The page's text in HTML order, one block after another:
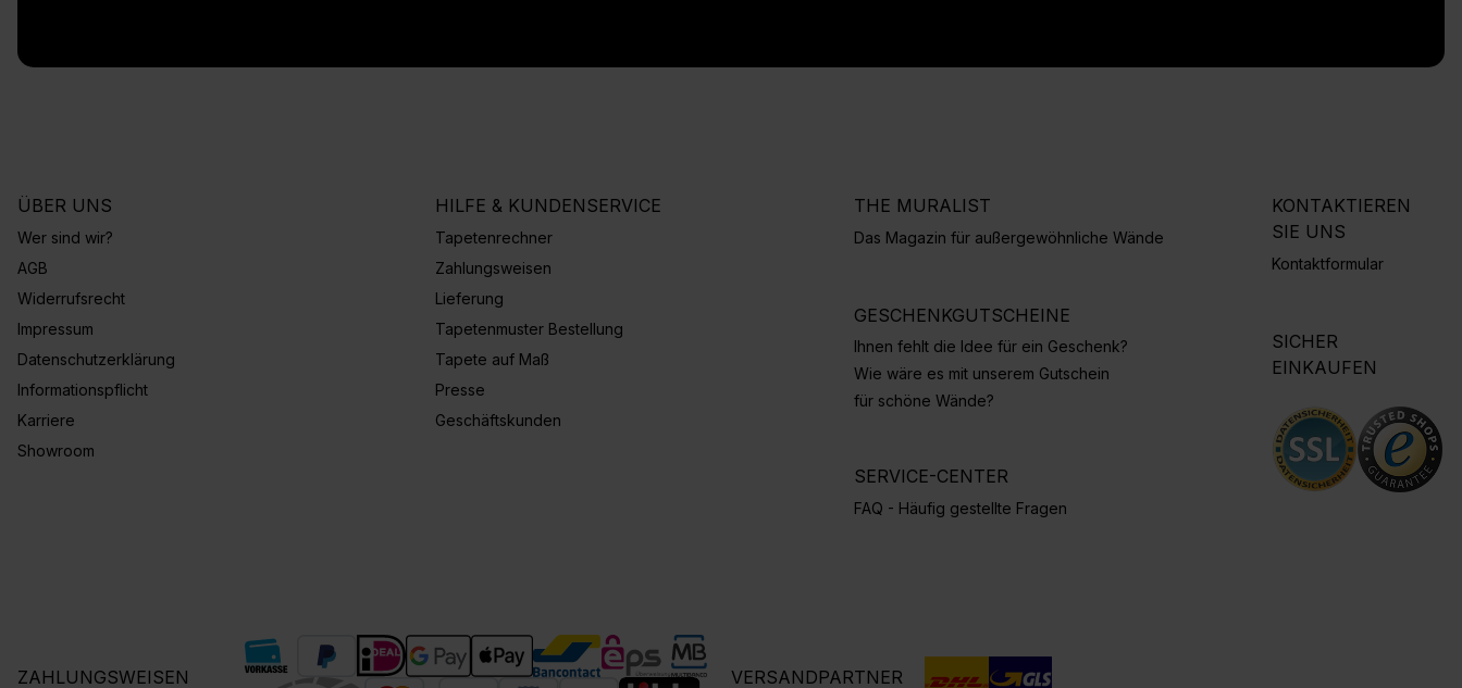
ÜBER UNS
Wer sind wir?
AGB
Widerrufsrecht
Impressum
Datenschutzerklärung
Informationspflicht
Karriere
Showroom
HILFE & KUNDENSERVICE
Tapetenrechner
Zahlungsweisen
Lieferung
Tapetenmuster Bestellung
Tapete auf Maß
Presse
Geschäftskunden
THE MURALIST
Das Magazin für außergewöhnliche Wände
GESCHENKGUTSCHEINE
Ihnen fehlt die Idee für ein Geschenk?
Wie wäre es mit unserem Gutschein
für schöne Wände?
SERVICE-CENTER
FAQ - Häufig gestellte Fragen
KONTAKTIEREN
SIE UNS
Kontaktformular
SICHER
EINKAUFEN
ZAHLUNGSWEISEN VERSANDPARTNER